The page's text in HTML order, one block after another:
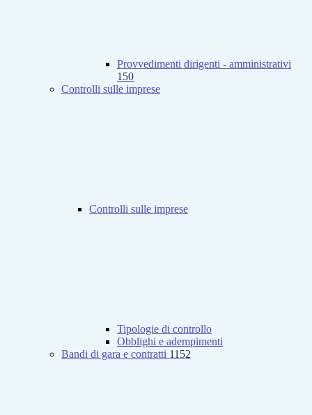
Provvedimenti dirigenti - amministrativi
150
Controlli sulle imprese
Controlli sulle imprese
Tipologie di controllo
Obblighi e adempimenti
Bandi di gara e contratti 1152